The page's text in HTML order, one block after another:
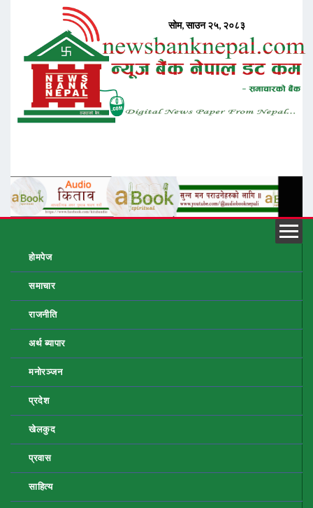
होमपेज
समाचार
राजनीति
अर्थ ब्यापार
मनोरञ्जन
प्रदेश
खेलकुद
प्रवास
साहित्य